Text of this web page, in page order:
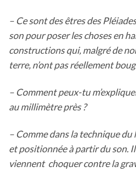
– Ce sont des êtres des
son pour poser les choses en
constructions qui, malgré de
terre, n’ont pas réellement
– Comment peux-tu
au millimètre près ?
– Comme dans la technique
et positionnée à partir du son.
viennent choquer contre la